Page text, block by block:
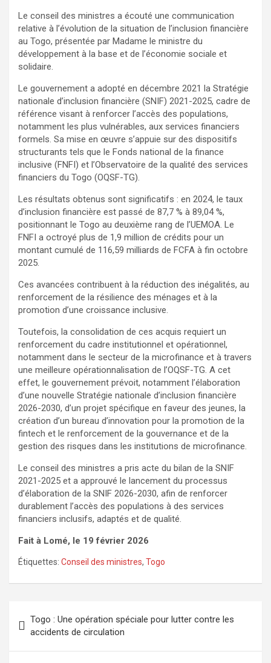
Le conseil des ministres a écouté une communication
relative à l’évolution de la situation de l’inclusion financière
au Togo, présentée par Madame le ministre du
développement à la base et de l’économie sociale et
solidaire.
Le gouvernement a adopté en décembre 2021 la Stratégie
nationale d’inclusion financière (SNIF) 2021-2025, cadre de
référence visant à renforcer l’accès des populations,
notamment les plus vulnérables, aux services financiers
formels. Sa mise en œuvre s’appuie sur des dispositifs
structurants tels que le Fonds national de la finance
inclusive (FNFI) et l’Observatoire de la qualité des services
financiers du Togo (OQSF-TG).
Les résultats obtenus sont significatifs : en 2024, le taux
d’inclusion financière est passé de 87,7 % à 89,04 %,
positionnant le Togo au deuxième rang de l’UEMOA. Le
FNFI a octroyé plus de 1,9 million de crédits pour un
montant cumulé de 116,59 milliards de FCFA à fin octobre
2025.
Ces avancées contribuent à la réduction des inégalités, au
renforcement de la résilience des ménages et à la
promotion d’une croissance inclusive.
Toutefois, la consolidation de ces acquis requiert un
renforcement du cadre institutionnel et opérationnel,
notamment dans le secteur de la microfinance et à travers
une meilleure opérationnalisation de l’OQSF-TG. A cet
effet, le gouvernement prévoit, notamment l’élaboration
d’une nouvelle Stratégie nationale d’inclusion financière
2026-2030, d’un projet spécifique en faveur des jeunes, la
création d’un bureau d’innovation pour la promotion de la
fintech et le renforcement de la gouvernance et de la
gestion des risques dans les institutions de microfinance.
Le conseil des ministres a pris acte du bilan de la SNIF
2021-2025 et a approuvé le lancement du processus
d’élaboration de la SNIF 2026-2030, afin de renforcer
durablement l’accès des populations à des services
financiers inclusifs, adaptés et de qualité.
Fait à Lomé, le 19 février 2026
Étiquettes: Conseil des ministres, Togo
de
l’article
Togo : Une opération spéciale pour lutter contre les
accidents de circulation